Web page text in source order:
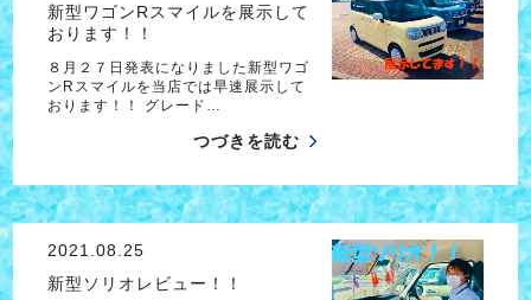
新型ワゴンRスマイルを展示して
おります！！
８月２７日発表になりました新型ワゴ
ンRスマイルを当店では早速展示して
おります！！ グレード…
つづきを読む
2021.08.25
新型ソリオレビュー！！